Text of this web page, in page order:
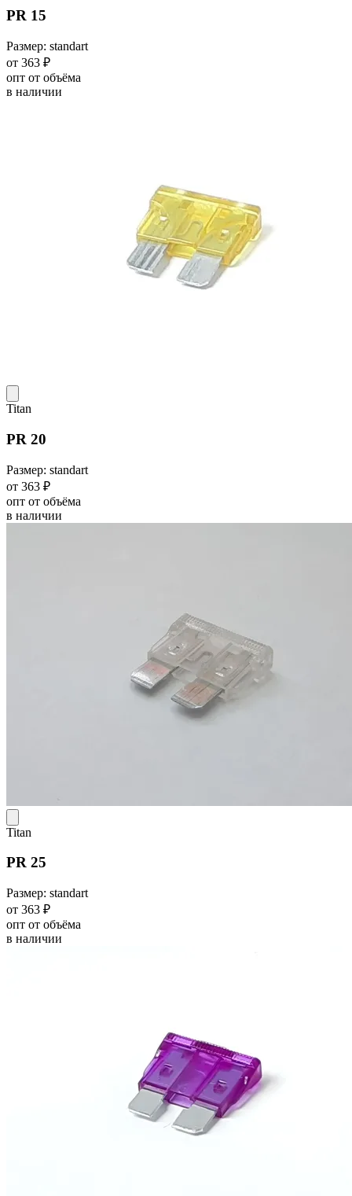
PR 15
Размер: standart
от 363 ₽
опт от объёма
в наличии
Titan
PR 20
Размер: standart
от 363 ₽
опт от объёма
в наличии
Titan
PR 25
Размер: standart
от 363 ₽
опт от объёма
в наличии